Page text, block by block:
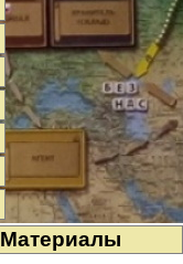
Материалы